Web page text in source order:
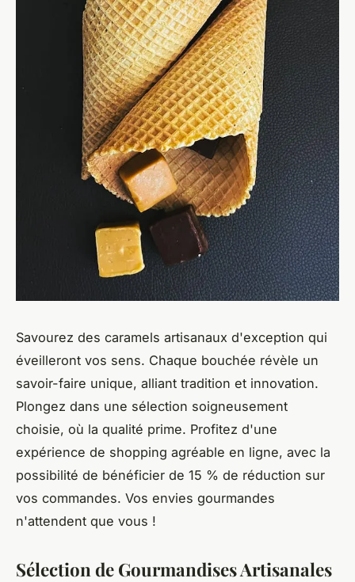
Savourez des caramels artisanaux d'exception qui
éveilleront vos sens. Chaque bouchée révèle un
savoir-faire unique, alliant tradition et innovation.
Plongez dans une sélection soigneusement
choisie, où la qualité prime. Profitez d'une
expérience de shopping agréable en ligne, avec la
possibilité de bénéficier de 15 % de réduction sur
vos commandes. Vos envies gourmandes
n'attendent que vous !
Sélection de Gourmandises Artisanales